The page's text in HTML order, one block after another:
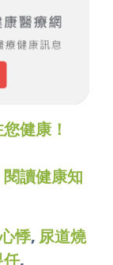
健康！
讀健康知
心悸, 尿道燒
任,